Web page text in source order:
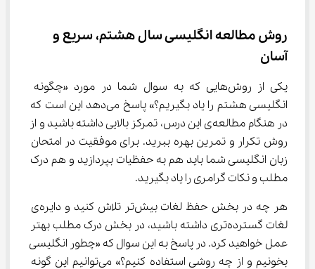
روش مطالعه انگلیسی سال هشتم، سریع و
آسان
یکی از روش‌هایی که به سوال شما در مورد «چگونه
انگلیسی هشتم را یاد بگیریم؟» پاسخ می‌دهد این است که
در هنگام مطالعه‌ی این درس، تمرکز بالایی داشته باشید و از
روش تکرار و تمرین بهره ببرید. برای موفقیت در امتحان
زبان انگلیسی شما باید هم به حفظیات بپردازید و هم درک
مطلب و نکات گرامری را یاد بگیرید.
هر چه در بخش حفظ لغات بیش‌تر تلاش کنید و دایره‌ی
لغات گسترده‌تری داشته باشید، در بخش درک مطلب بهتر
عمل خواهید کرد. در پاسخ به این سوال که «چطور انگلیسی
بخونیم و از چه روشی استفاده کنیم؟» می‌توانیم این گونه